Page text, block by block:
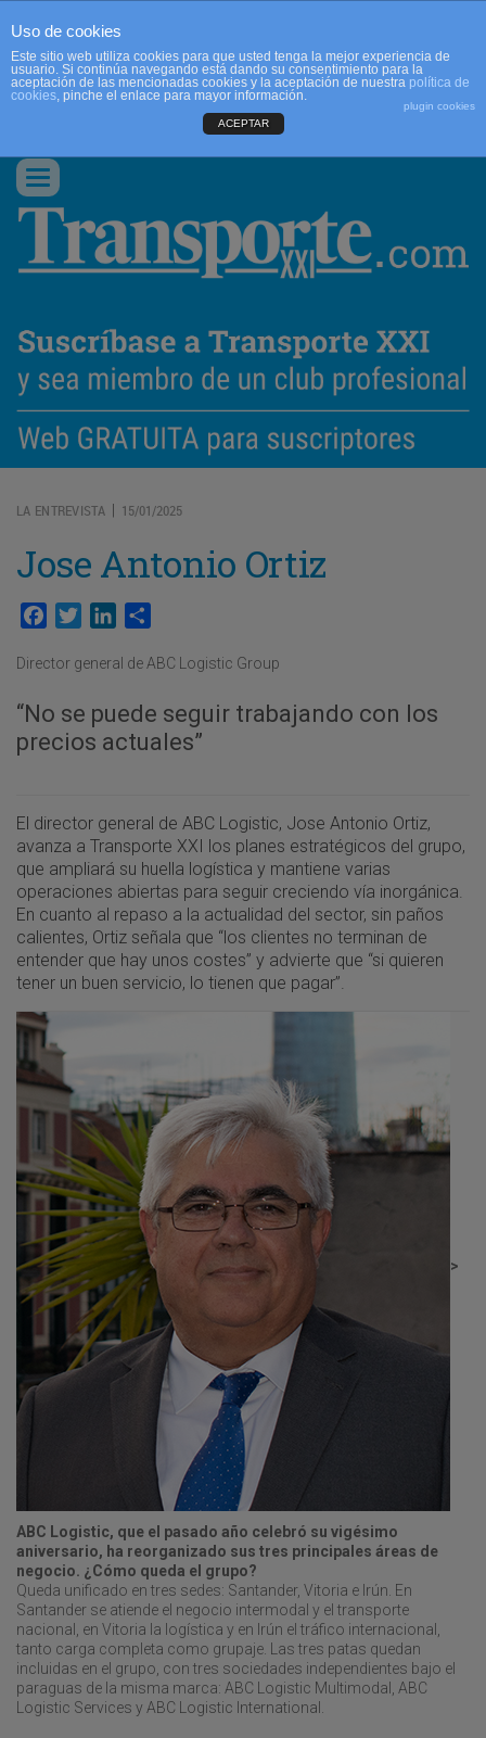
CONTACTO
Conmutar
navegación
LA ENTREVISTA| 15/01/2025
Jose Antonio Ortiz
Facebook
TwitterLinkedIn
Director general de ABC Logistic Group
“No se puede seguir trabajando con los
precios actuales”
El director general de ABC Logistic, Jose Antonio Ortiz,
avanza a Transporte XXI los planes estratégicos del grupo,
que ampliará su huella logística y mantiene varias
operaciones abiertas para seguir creciendo vía inorgánica.
En cuanto al repaso a la actualidad del sector, sin paños
calientes, Ortiz señala que “los clientes no terminan de
entender que hay unos costes” y advierte que “si quieren
tener un buen servicio, lo tienen que pagar”.
>
ABC Logistic, que el pasado año celebró su vigésimo
aniversario, ha reorganizado sus tres principales áreas de
negocio. ¿Cómo queda el grupo?
Queda unificado en tres sedes: Santander, Vitoria e Irún. En
Santander se atiende el negocio intermodal y el transporte
nacional, en Vitoria la logística y en Irún el tráfico internacional,
tanto carga completa como grupaje. Las tres patas quedan
incluidas en el grupo, con tres sociedades independientes bajo el
paraguas de la misma marca: ABC Logistic Multimodal, ABC
Logistic Services y ABC Logistic International.
Uso de cookies
Este sitio web utiliza cookies para que usted tenga la mejor experiencia de
usuario. Si continúa navegando está dando su consentimiento para la
aceptación de las mencionadas cookies y la aceptación de nuestra política de
cookies, pinche el enlace para mayor información.
plugin cookies
ACEPTAR